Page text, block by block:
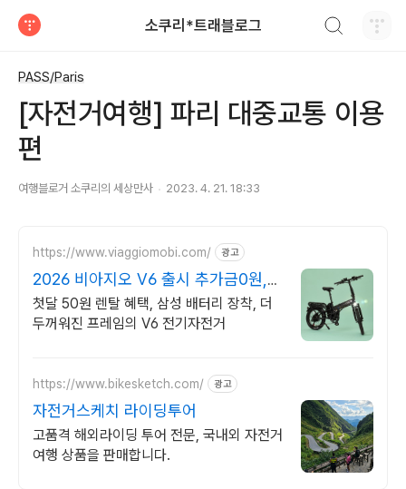
소쿠리*트래블로그
PASS/Paris
[자전거여행] 파리 대중교통 이용
편
여행블로거 소쿠리의 세상만사 2023. 4. 21. 18:33
https://www.viaggiomobi.com/ 광고
2026 비아지오 V6 출시 추가금0원,
출퇴근자전거마련
첫달 50원 렌탈 혜택, 삼성 배터리 장착, 더
두꺼워진 프레임의 V6 전기자전거
https://www.bikesketch.com/ 광고
자전거스케치 라이딩투어
고품격 해외라이딩 투어 전문, 국내외 자전거
여행 상품을 판매합니다.